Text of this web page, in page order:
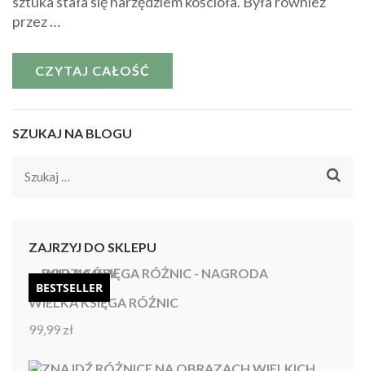
przez …
CZYTAJ CAŁOŚĆ
SZUKAJ NA BLOGU
Szukaj:
ZAJRZYJ DO SKLEPU
BESTSELLER
WIELKA KSIĘGA RÓŻNIC
Oceniono
99,99 zł